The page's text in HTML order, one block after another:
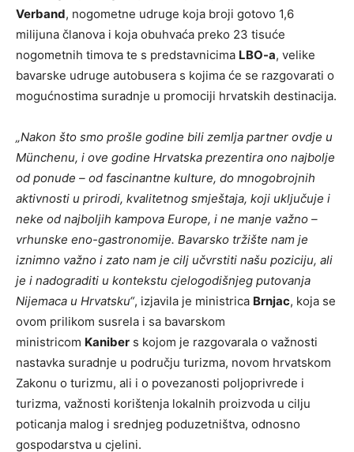
Verband, nogometne udruge koja broji gotovo 1,6
milijuna članova i koja obuhvaća preko 23 tisuće
nogometnih timova te s predstavnicima LBO-a, velike
bavarske udruge autobusera s kojima će se razgovarati o
mogućnostima suradnje u promociji hrvatskih destinacija.
„Nakon što smo prošle godine bili zemlja partner ovdje u
Münchenu, i ove godine Hrvatska prezentira ono najbolje
od ponude – od fascinantne kulture, do mnogobrojnih
aktivnosti u prirodi, kvalitetnog smještaja, koji uključuje i
neke od najboljih kampova Europe, i ne manje važno –
vrhunske eno-gastronomije. Bavarsko tržište nam je
iznimno važno i zato nam je cilj učvrstiti našu poziciju, ali
je i nadograditi u kontekstu cjelogodišnjeg putovanja
Nijemaca u Hrvatsku“, izjavila je ministrica Brnjac, koja se
ovom prilikom susrela i sa bavarskom
ministricom Kaniber s kojom je razgovarala o važnosti
nastavka suradnje u području turizma, novom hrvatskom
Zakonu o turizmu, ali i o povezanosti poljoprivrede i
turizma, važnosti korištenja lokalnih proizvoda u cilju
poticanja malog i srednjeg poduzetništva, odnosno
gospodarstva u cjelini.